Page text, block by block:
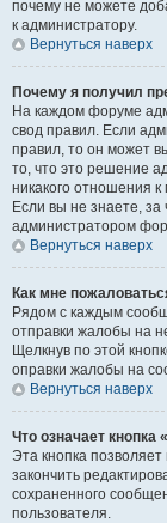
почему не можете
к администратору.
Вернуться наверх
Почему я получил
На каждом форуме
свод правил. Если
правил, то он может
то, что это решение
никакого отношения
Если вы не знаете,
администратором
Вернуться наверх
Как мне
Рядом с каждым
отправки жалобы на
Щелкнув по этой
оправки жалобы на
Вернуться наверх
Что означает кнопка
Эта кнопка
закончить
сохраненного
пользователя.